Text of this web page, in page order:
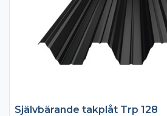
Självbärande takplåt Trp 128